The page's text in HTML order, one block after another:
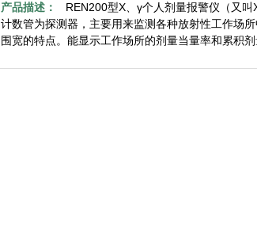
产品描述：
REN200型X、γ个人剂量报警仪（又
计数管为探测器，主要用来监测各种放射性工作场
围宽的特点。能显示工作场所的剂量当量率和累积